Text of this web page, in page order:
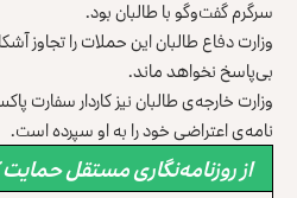
سرگرم گفت‌وگو با طالبان بود.
وزارت دفاع طالبان این حملات را تجاوز
بی‌پاسخ نخواهد ماند.
وزارت خارجه‌ی طالبان نیز کاردار سفارت
نامه‌ی اعتراضی خود را به او سپرده است.
از روزنامه‌نگاری مستقل